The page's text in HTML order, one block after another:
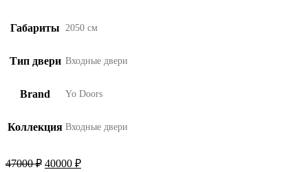
Габариты 2050 см
Тип двери Входные двери
Brand Yo Doors
Коллекция Входные двери
47000₽ Первоначальная
40000 ₽Текущая